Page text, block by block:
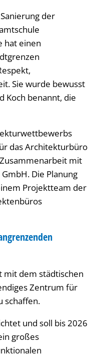
der
hat einen
Sie wurde bewusst
Koch benannt, die
das Architekturbüro
mit
Die Planung
Projektteam der
mit dem städtischen
Zentrum für
schaffen.
und soll bis 2026
großes